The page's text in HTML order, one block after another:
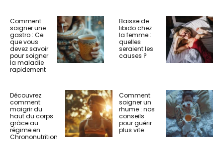
Comment
soigner une
gastro : Ce
que vous
devez savoir
pour soigner
la maladie
rapidement
Baisse de
libido chez
la femme :
quelles
seraient les
causes ?
Découvrez
comment
maigrir du
haut du corps
grâce au
régime en
Chrononutrition
Comment
soigner un
rhume : nos
conseils
pour guérir
plus vite